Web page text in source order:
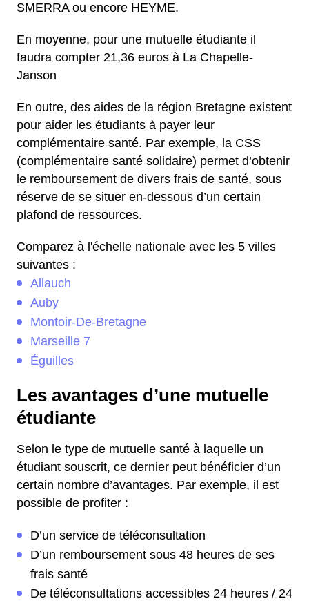
SMERRA ou encore HEYME.
En moyenne, pour une mutuelle étudiante il
faudra compter 21,36 euros à La Chapelle-
Janson
En outre, des aides de la région Bretagne existent
pour aider les étudiants à payer leur
complémentaire santé. Par exemple, la CSS
(complémentaire santé solidaire) permet d’obtenir
le remboursement de divers frais de santé, sous
réserve de se situer en-dessous d’un certain
plafond de ressources.
Comparez à l'échelle nationale avec les 5 villes
suivantes :
Allauch
Auby
Montoir-De-Bretagne
Marseille 7
Éguilles
Les avantages d’une mutuelle
étudiante
Selon le type de mutuelle santé à laquelle un
étudiant souscrit, ce dernier peut bénéficier d’un
certain nombre d’avantages. Par exemple, il est
possible de profiter :
D’un service de téléconsultation
D’un remboursement sous 48 heures de ses
frais santé
De téléconsultations accessibles 24 heures / 24